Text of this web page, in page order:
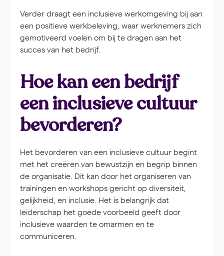
Verder draagt een inclusieve werkomgeving bij aan
een positieve werkbeleving, waar werknemers zich
gemotiveerd voelen om bij te dragen aan het
succes van het bedrijf.
Hoe kan een bedrijf
een inclusieve cultuur
bevorderen?
Het bevorderen van een inclusieve cultuur begint
met het creëren van bewustzijn en begrip binnen
de organisatie. Dit kan door het organiseren van
trainingen en workshops gericht op diversiteit,
gelijkheid, en inclusie. Het is belangrijk dat
leiderschap het goede voorbeeld geeft door
inclusieve waarden te omarmen en te
communiceren.